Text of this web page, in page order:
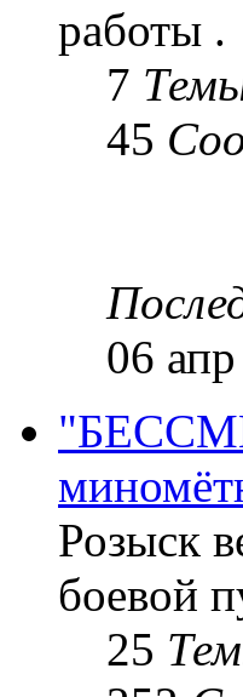
работы .
7
45
06
Розыск
боевой
25